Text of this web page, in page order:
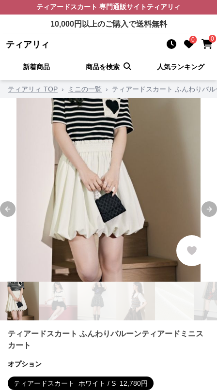
ティアードスカート 専門通販サイト ティアリィ
10,000円以上のご購入で送料無料
ティアリィ 0 0
新着商品 商品を検索 人気ランキング
ティアリィ TOP › ミニの一覧 › ティアードスカート ふんわりバ
Previous slide
ティアードスカート ふんわりバルーンティアードミニス
カート
オプション
ティアードスカート ホワイト / S 12,780円